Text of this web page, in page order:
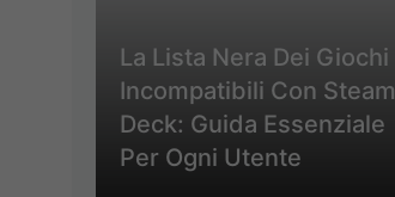
La Lista Nera Dei Giochi
Incompatibili Con Steam
Deck: Guida Essenziale
Per Ogni Utente